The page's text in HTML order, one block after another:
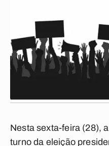
Nesta sexta-feira (28),
turno da eleição